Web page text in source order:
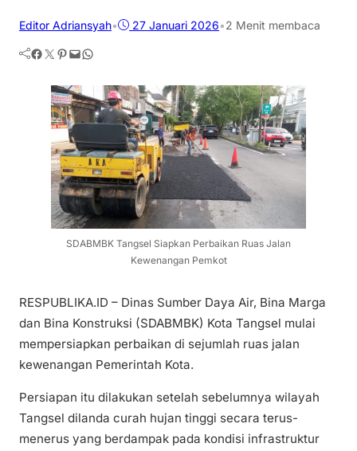
Editor Adriansyah• 27 Januari 2026•2 Menit membaca
Facebook Twitter Pinterest Mail WhatsApp
SDABMBK Tangsel Siapkan Perbaikan Ruas Jalan
Kewenangan Pemkot
RESPUBLIKA.ID – Dinas Sumber Daya Air, Bina Marga
dan Bina Konstruksi (SDABMBK) Kota Tangsel mulai
mempersiapkan perbaikan di sejumlah ruas jalan
kewenangan Pemerintah Kota.
Persiapan itu dilakukan setelah sebelumnya wilayah
Tangsel dilanda curah hujan tinggi secara terus-
menerus yang berdampak pada kondisi infrastruktur